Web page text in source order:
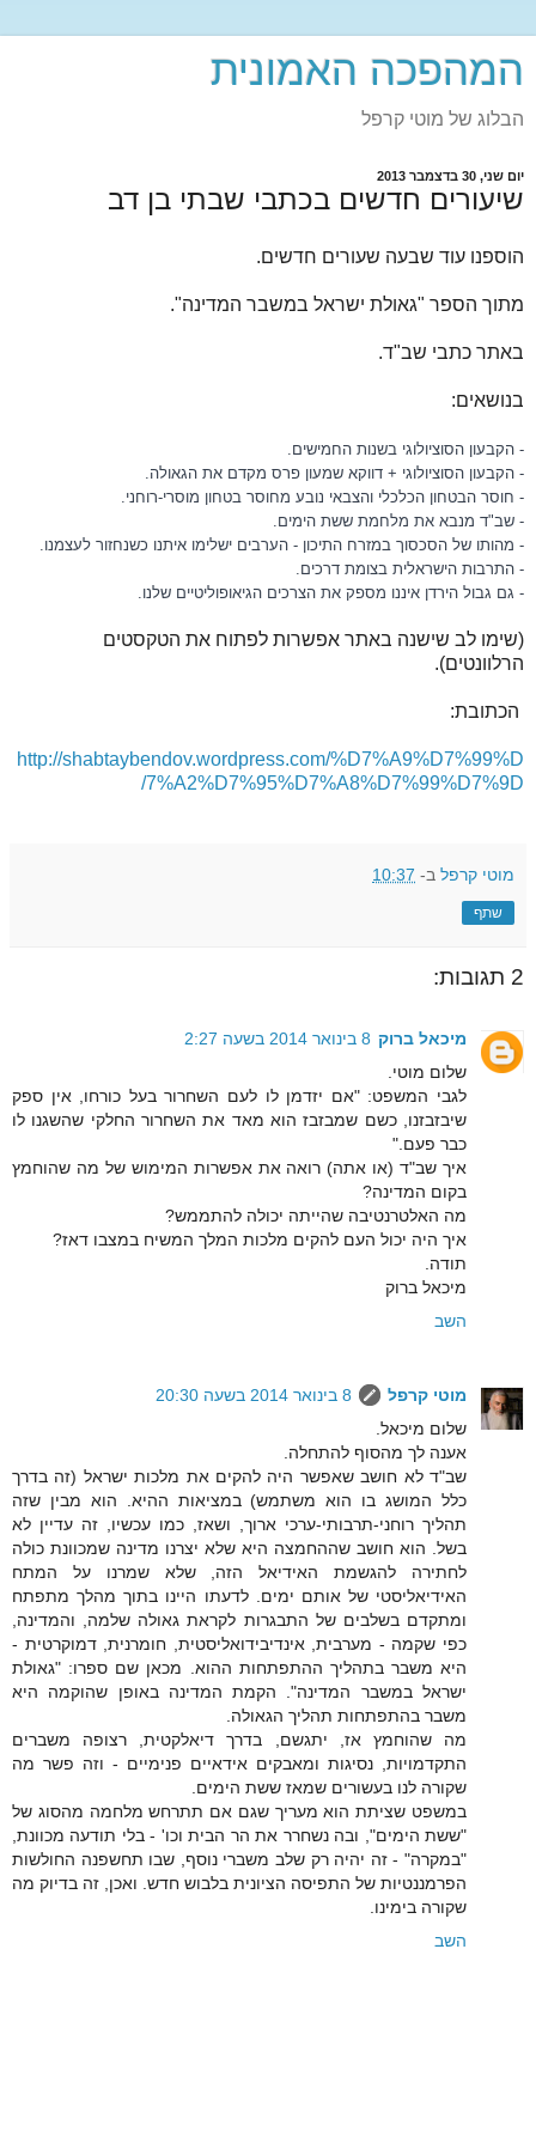
המהפכה האמונית
הבלוג של מוטי קרפל
יום שני, 30 בדצמבר 2013
שיעורים חדשים בכתבי שבתי בן דב
הוספנו עוד שבעה שעורים חדשים.
מתוך הספר "גאולת ישראל במשבר המדינה".
באתר כתבי שב"ד.
בנושאים:
- הקבעון הסוציולוגי בשנות החמישים.
- הקבעון הסוציולוגי + דווקא שמעון פרס מקדם את הגאולה.
- חוסר הבטחון הכלכלי והצבאי נובע מחוסר בטחון מוסרי-רוחני.
- שב"ד מנבא את מלחמת ששת הימים.
- מהותו של הסכסוך במזרח התיכון - הערבים ישלימו איתנו כשנחזור לעצמנו.
- התרבות הישראלית בצומת דרכים.
- גם גבול הירדן איננו מספק את הצרכים הגיאופוליטיים שלנו.
(שימו לב שישנה באתר אפשרות לפתוח את הטקסטים
הרלוונטים).
הכתובת:
http://shabtaybendov.wordpress.com/%D7%A9%D7%99%D
7%A2%D7%95%D7%A8%D7%99%D7%9D/
מוטי קרפל ב- 10:37
שתף
2 תגובות:
מיכאל ברוק 8 בינואר 2014 בשעה 2:27
שלום מוטי.
לגבי המשפט: "אם יזדמן לו לעם השחרור בעל כורחו, אין ספק
שיבזבזנו, כשם שמבזבז הוא מאד את השחרור החלקי שהשגנו לו
כבר פעם."
איך שב"ד (או אתה) רואה את אפשרות המימוש של מה שהוחמץ
בקום המדינה?
מה האלטרנטיבה שהייתה יכולה להתממש?
איך היה יכול העם להקים מלכות המלך המשיח במצבו דאז?
תודה.
מיכאל ברוק
השב
מוטי קרפל
8 בינואר 2014 בשעה 20:30
שלום מיכאל.
אענה לך מהסוף להתחלה.
שב"ד לא חושב שאפשר היה להקים את מלכות ישראל (זה בדרך
כלל המושג בו הוא משתמש) במציאות ההיא. הוא מבין שזה
תהליך רוחני-תרבותי-ערכי ארוך, ושאז, כמו עכשיו, זה עדיין לא
בשל. הוא חושב שההחמצה היא שלא יצרנו מדינה שמכוונת כולה
לחתירה להגשמת האידיאל הזה, שלא שמרנו על המתח
האידיאליסטי של אותם ימים. לדעתו היינו בתוך מהלך מתפתח
ומתקדם בשלבים של התבגרות לקראת גאולה שלמה, והמדינה,
כפי שקמה - מערבית, אינדיבידואליסטית, חומרנית, דמוקרטית -
היא משבר בתהליך ההתפתחות ההוא. מכאן שם ספרו: "גאולת
ישראל במשבר המדינה". הקמת המדינה באופן שהוקמה היא
משבר בהתפתחות תהליך הגאולה.
מה שהוחמץ אז, יתגשם, בדרך דיאלקטית, רצופה משברים
התקדמויות, נסיגות ומאבקים אידאיים פנימיים - וזה פשר מה
שקורה לנו בעשורים שמאז ששת הימים.
במשפט שציתת הוא מעריך שגם אם תתרחש מלחמה מהסוג של
"ששת הימים", ובה נשחרר את הר הבית וכו' - בלי תודעה מכוונת,
"במקרה" - זה יהיה רק שלב משברי נוסף, שבו תחשפנה החולשות
הפרמננטיות של התפיסה הציונית בלבוש חדש. ואכן, זה בדיוק מה
שקורה בימינו.
השב